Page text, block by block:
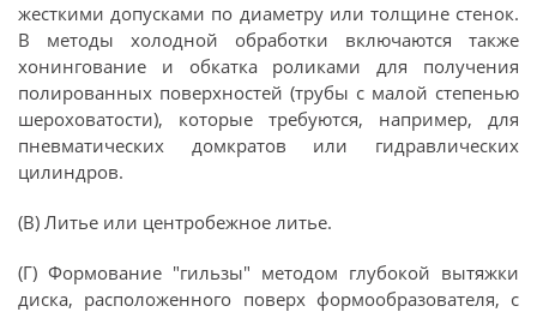
жесткими допусками по диаметру или толщине стенок.
В методы холодной обработки включаются также
хонингование и обкатка роликами для получения
полированных поверхностей (трубы с малой степенью
шероховатости), которые требуются, например, для
пневматических домкратов или гидравлических
цилиндров.
(В) Литье или центробежное литье.
(Г) Формование "гильзы" методом глубокой вытяжки
диска, расположенного поверх формообразователя, с